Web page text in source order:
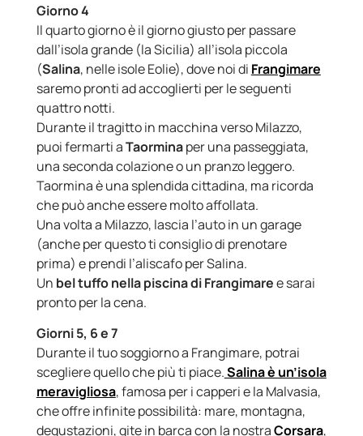
Giorno 4
Il quarto giorno è il giorno giusto per passare
dall’isola grande (la Sicilia) all’isola piccola
(Salina, nelle isole Eolie), dove noi di Frangimare
saremo pronti ad accoglierti per le seguenti
quattro notti.
Durante il tragitto in macchina verso Milazzo,
puoi fermarti aTaorminaper una passeggiata,
una seconda colazione o un pranzo leggero.
Taormina è una splendida cittadina, ma ricorda
che può anche essere molto affollata.
Una volta a Milazzo, lascia l’auto in un garage
(anche per questo ti consiglio di prenotare
prima) e prendi l’aliscafo per Salina.
Un bel tuffo nella piscina di Frangimaree sarai
pronto per la cena.
Giorni 5, 6 e 7
Durante il tuo soggiorno a Frangimare, potrai
scegliere quello che più ti piace.Salina è un’isola
meravigliosa, famosa per i capperi e la Malvasia,
che offre infinite possibilità: mare, montagna,
degustazioni, gite in barca con la nostraCorsara,